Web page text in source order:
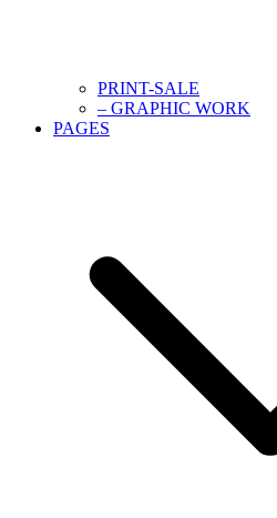
PRINT-SALE
– GRAPHIC WORK
PAGES